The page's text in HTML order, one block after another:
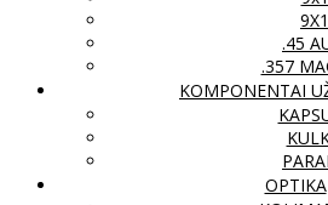
.45
.357
KOMPONENTAI
OPTIKA